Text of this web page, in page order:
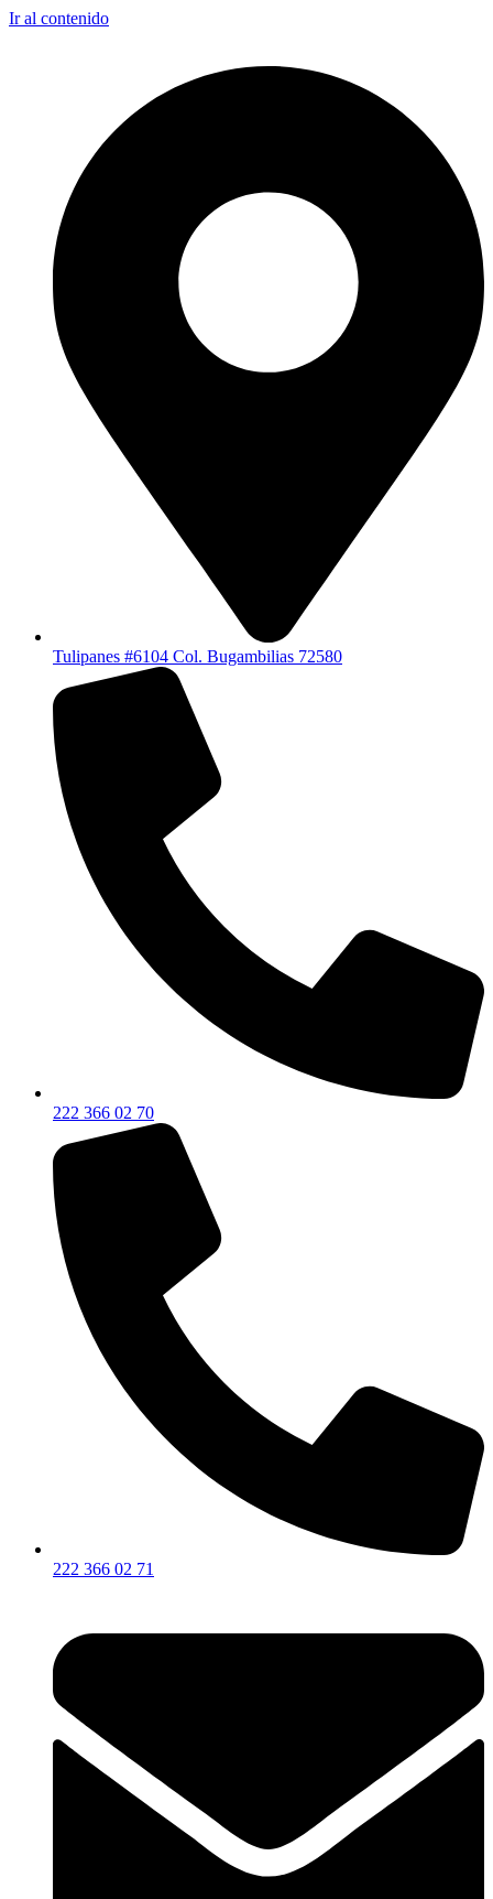
Ir al contenido
Tulipanes #6104 Col. Bugambilias 72580
222 366 02 70
222 366 02 71